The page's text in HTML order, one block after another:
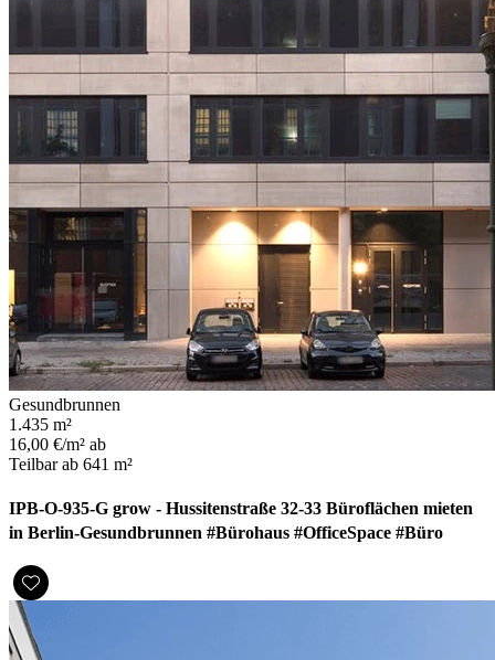
Gesundbrunnen
1.435 m²
16,00 €/m² ab
Teilbar ab 641 m²
IPB-O-935-G grow - Hussitenstraße 32-33 Büroflächen mieten
in Berlin-Gesundbrunnen #Bürohaus #OfficeSpace #Büro